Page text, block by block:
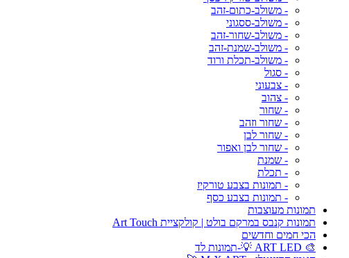
- משולב-כתום-זהב
- משולב-ססגוני
- משולב-שחור-זהב
- משולב-שמנת-זהב
- משולב-תכלת ורוד
- סגול
- צבעוני
- צהוב
- שחור
- שחור וזהב
- שחור לבן
- שחור לבן ואפור
- שמנת
- תכלת
- תמונות בצבע טורקיז
- תמונות בצבע כסף
תמונות מעוצבות
תמונות קנבס במרקם בולט | קולקציית Art Touch
הכי חמים וחדשים
🎨 ART LED 💡-תמונות לד